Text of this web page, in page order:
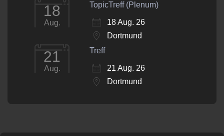
18
Aug.
TopicTreff (Plenum)
18 Aug. 26
Dortmund
21
Aug.
Treff
21 Aug. 26
Dortmund